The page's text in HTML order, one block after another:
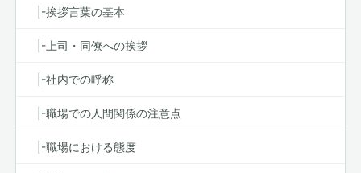
|-挨拶言葉の基本
|-上司・同僚への挨拶
|-社内での呼称
|-職場での人間関係の注意点
|-職場における態度